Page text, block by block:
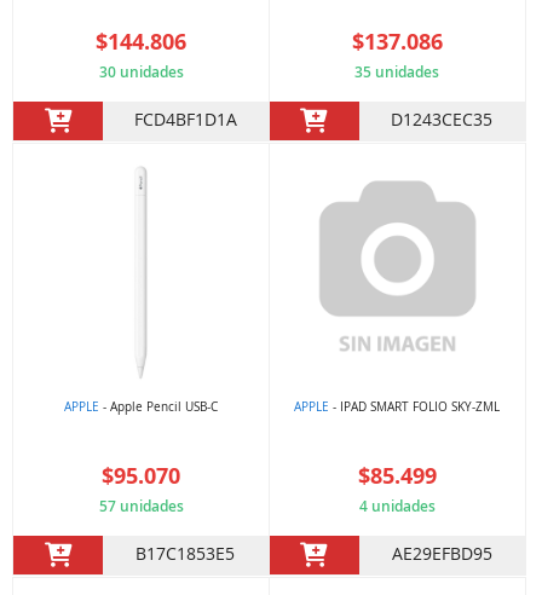
$144.806
30 unidades
FCD4BF1D1A
$137.086
35 unidades
D1243CEC35
APPLE - Apple Pencil USB-C
$95.070
57 unidades
B17C1853E5
APPLE - IPAD SMART FOLIO SKY-ZML
$85.499
4 unidades
AE29EFBD95